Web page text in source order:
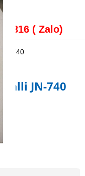
( Zalo)
740
JN-740